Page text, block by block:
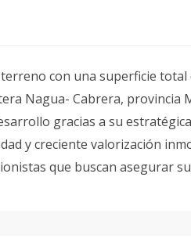
con una superficie total
Nagua- Cabrera, provincia
gracias a su
y creciente valorización
que buscan asegurar